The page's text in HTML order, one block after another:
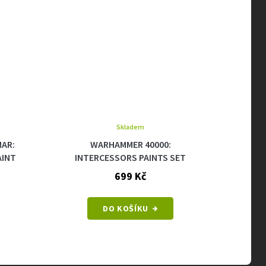
WARHAMMER 40000:
INTERCESSORS PAINTS SET
Skladem
699 Kč
DO KOŠÍKU